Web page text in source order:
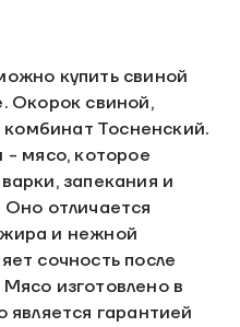
купить свиной
Окорок свиной,
Тосненский.
- мясо, которое
запекания и
отличается
и нежной
сочность после
изготовлено в
является гарантией